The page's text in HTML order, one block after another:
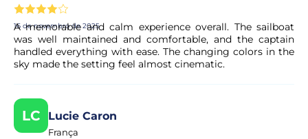
16 de novembro de 2025
A memorable and calm experience overall. The sailboat
was well maintained and comfortable, and the captain
handled everything with ease. The changing colors in the
sky made the setting feel almost cinematic.
LC Lucie Caron
França